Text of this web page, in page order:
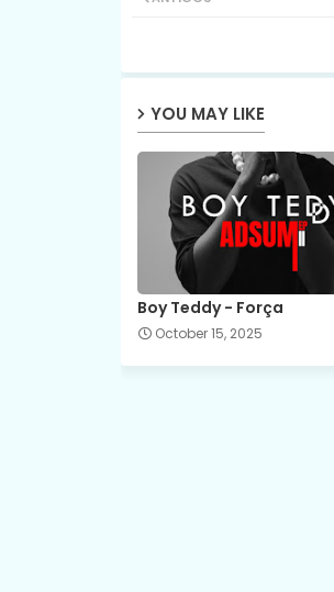
YOU MAY LIKE
Boy Teddy - Força
October 15, 2025